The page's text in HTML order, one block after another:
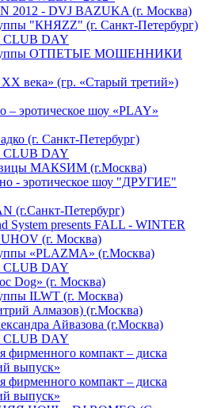
2012 - DVJ BAZUKA (г. Москва)
"КНЯZZ" (г. Санкт-Петербург)
CLUB DAY
ОТПЕТЫЕ МОШЕННИКИ
ХХ века» (гр. «Старый третий»)
– эротическое шоу «PLAY»
(г. Санкт-Петербург)
CLUB DAY
МАКSИМ (г.Москва)
- эротическое шоу "ДРУГИЕ"
(г.Санкт-Петербург)
System presents FALL - WINTER
(г. Москва)
«PLAZMA» (г.Москва)
CLUB DAY
Dog» (г. Москва)
ILWT (г. Москва)
Алмазов) (г.Москва)
Айвазова (г.Москва)
CLUB DAY
фирменного компакт – диска
выпуск»
фирменного компакт – диска
выпуск»